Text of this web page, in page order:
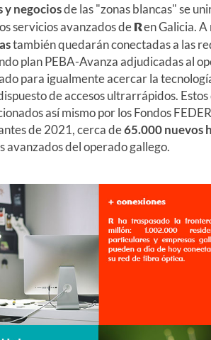
y negociosde las "zonas blancas" se
servicios avanzados deRen Galicia.
también quedarán conectadas a las
plan PEBA-Avanza adjudicadas al
para igualmente acercar la
de accesos ultrarrápidos.
así mismo por los Fondos
de 2021, cerca de65.000 nuevos
avanzados del operado gallego.